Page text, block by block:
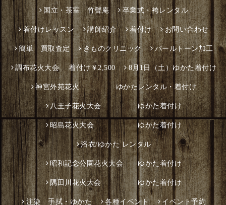
国立・茶室 竹聲庵 卒業式・袴レンタル
着付けレッスン 講師紹介 着付け お問い合わせ
簡単 買取査定 きものクリニック パールトーン加工
調布花火大会 着付け￥2,500 8月1日（土）ゆかた着付け
神宮外苑花火 ゆかたレンタル・着付け
八王子花火大会 ゆかた着付け
昭島花火大会 ゆかた着付け
浴衣/ゆかた レンタル
昭和記念公園花火大会 ゆかた着付け
隅田川花火大会 ゆかた着付け
注染 手拭・ゆかた 各種イベント イベント予約